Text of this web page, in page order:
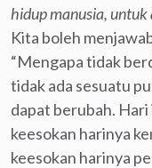
hidup manusia, untuk
Kita boleh
“Mengapa tidak
tidak ada sesuatu
dapat berubah.
keesokan harinya
keesokan harinya